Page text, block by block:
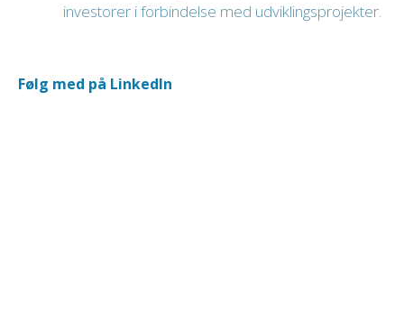
investorer i forbindelse med udviklingsprojekter.
Følg med på LinkedIn​